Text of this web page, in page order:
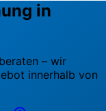
in
– wir
innerhalb von